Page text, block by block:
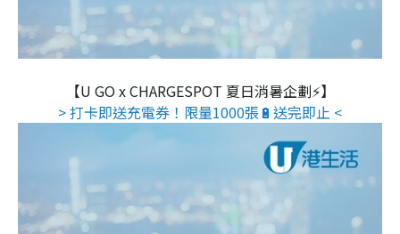
【U GO x CHARGESPOT 夏日消暑企劃⚡】
> 打卡即送充電券！限量1000張🔋送完即止 <